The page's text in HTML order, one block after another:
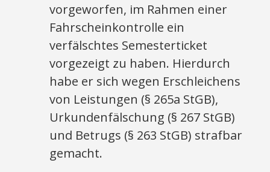
vorgeworfen, im Rahmen einer
Fahrscheinkontrolle ein
verfälschtes Semesterticket
vorgezeigt zu haben. Hierdurch
habe er sich wegen Erschleichens
von Leistungen (§ 265a StGB),
Urkundenfälschung (§ 267 StGB)
und Betrugs (§ 263 StGB) strafbar
gemacht.